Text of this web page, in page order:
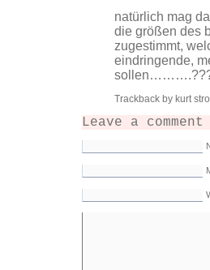
natürlich mag
die größen des
zugestimmt,
eindringende,
Trackback by kurt
Leave a comment